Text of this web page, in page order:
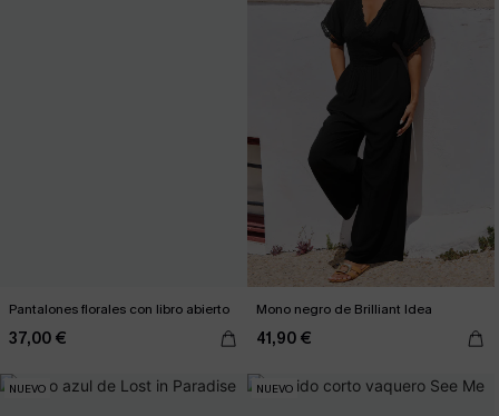
Pantalones florales con libro abierto
37,00 €
Mono negro de Brilliant Idea
41,90 €
NUEVO NUEVO